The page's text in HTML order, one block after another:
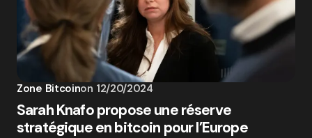
Zone Bitcoinon 12/20/2024
Sarah Knafo propose une réserve
stratégique en bitcoin pour l’Europe